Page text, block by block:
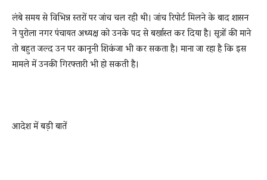
लंबे समय से विभिन्न स्तरों पर जांच चल रही थी। जांच रिपोर्ट मिलने के बाद शासन
ने पुरोला नगर पंचायत अध्यक्ष को उनके पद से बर्खास्त कर दिया है। सूत्रों की माने
तो बहुत जल्द उन पर कानूनी शिकंजा भी कर सकता है। माना जा रहा है कि इस
मामले में उनकी गिरफ्तारी भी हो सकती है।
आदेश में बड़ी बातें